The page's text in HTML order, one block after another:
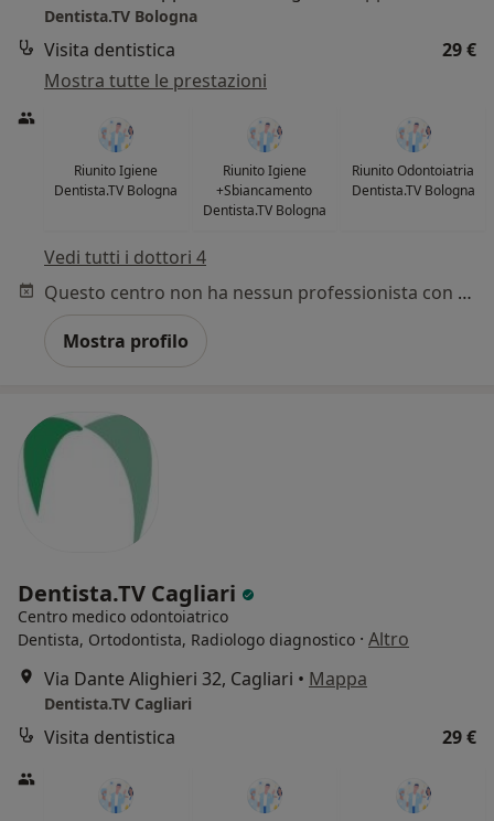
Dentista.TV Bologna
Visita dentistica
29 €
Mostra tutte le prestazioni
Riunito Igiene
Dentista.TV Bologna
Riunito Igiene
+Sbiancamento
Dentista.TV Bologna
Riunito Odontoiatria
Dentista.TV Bologna
Vedi tutti i dottori 4
Questo centro non ha nessun professionista con date disponibili
Mostra profilo
Dentista.TV Cagliari
Centro medico odontoiatrico
Dentista, Ortodontista, Radiologo diagnostico · Altro
Via Dante Alighieri 32, Cagliari • Mappa
Dentista.TV Cagliari
Visita dentistica 29 €